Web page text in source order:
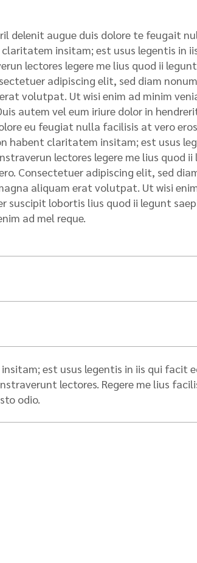
delenit augue duis dolore te feugait
insitam; est usus legentis in
lectores legere me lius quod ii
adipiscing elit, sed diam
volutpat. Ut wisi enim ad minim
autem vel eum iriure dolor in
eu feugiat nulla facilisis at vero
habent claritatem insitam; est usus
lectores legere me lius quod ii
Consectetuer adipiscing elit, sed
aliquam erat volutpat. Ut wisi
suscipit lobortis lius quod ii legunt
ad mel reque.
est usus legentis in iis qui facit
lectores. Regere me lius
odio.